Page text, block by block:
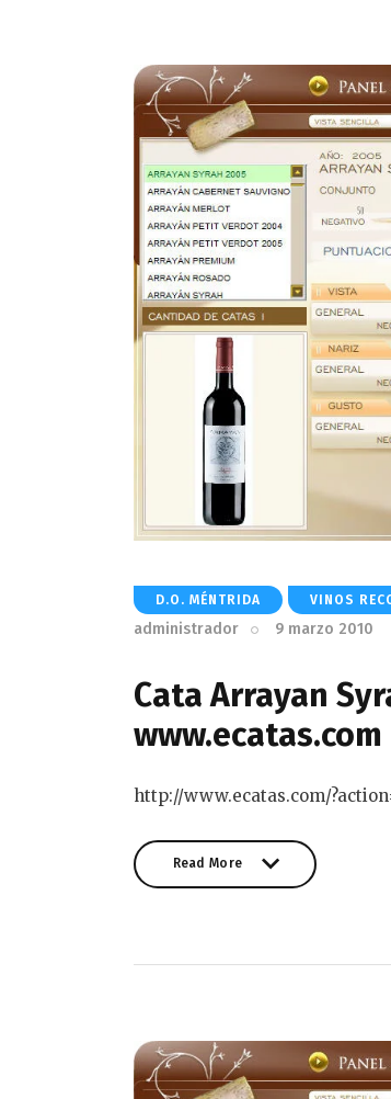
D.O. MÉNTRIDA VINOS
administrador
9 marzo 2010
Cata Arrayan
http://www.ecatas.com/
Read More